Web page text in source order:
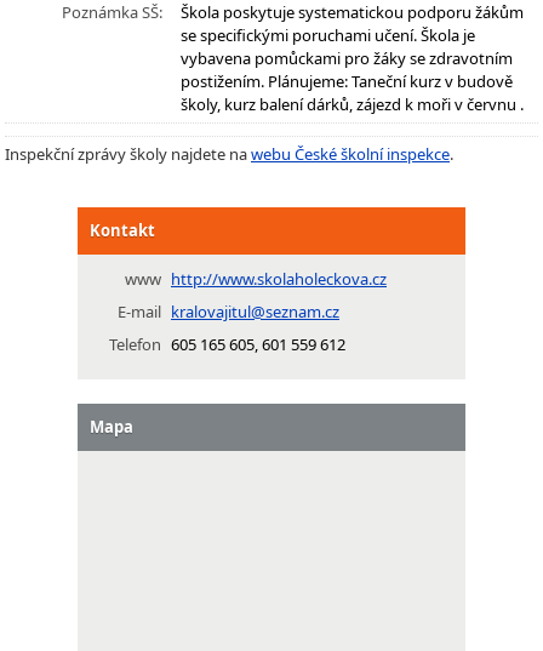
Poznámka SŠ:
Škola poskytuje systematickou podporu žákům
se specifickými poruchami učení. Škola je
vybavena pomůckami pro žáky se zdravotním
postižením. Plánujeme: Taneční kurz v budově
školy, kurz balení dárků, zájezd k moři v červnu .
Inspekční zprávy školy najdete nawebu České školní inspekce.
Kontakt
www http://www.skolaholeckova.cz
E-mail kralovajitul@seznam.cz
Telefon 605 165 605, 601 559 612
Mapa